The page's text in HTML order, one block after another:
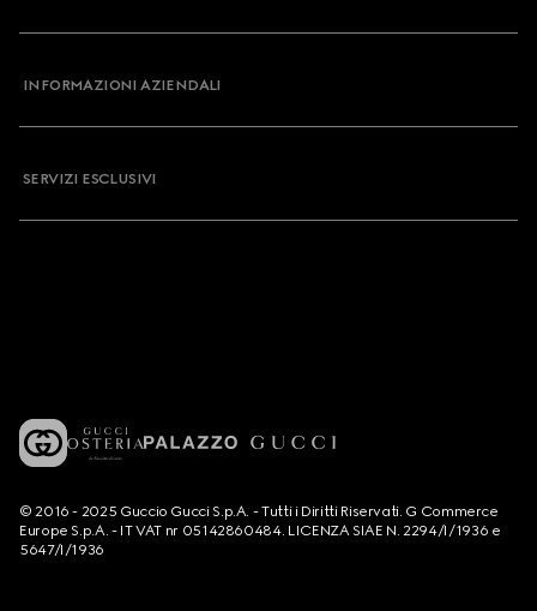
INFORMAZIONI AZIENDALI
SERVIZI ESCLUSIVI
© 2016 - 2025 Guccio Gucci S.p.A. - Tutti i Diritti Riservati. G Commerce
Europe S.p.A. - IT VAT nr 05142860484. LICENZA SIAE N. 2294/I/1936 e
5647/I/1936